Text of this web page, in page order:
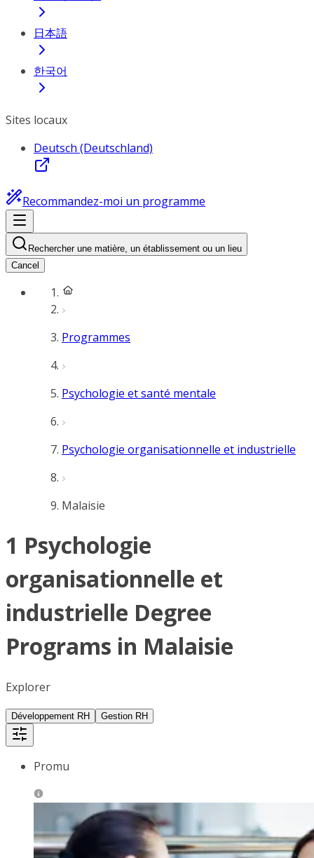
日本語
한국어
Sites locaux
Deutsch (Deutschland)
Recommandez-moi un programme
Rechercher une matière, un établissement ou un lieu
Cancel
Programmes
Psychologie et santé mentale
Psychologie organisationnelle et industrielle
Malaisie
1 Psychologie
organisationnelle et
industrielle Degree
Programs in Malaisie
Explorer
Développement RH Gestion RH
Promu